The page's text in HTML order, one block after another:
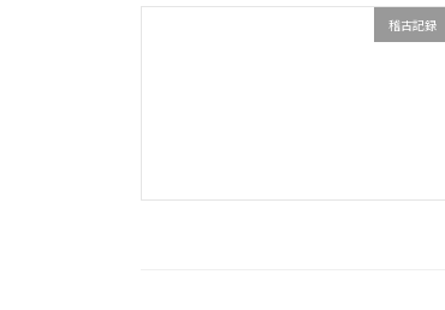
稽古記録